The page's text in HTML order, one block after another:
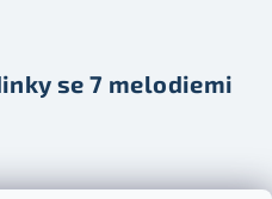
se 7 melodiemi